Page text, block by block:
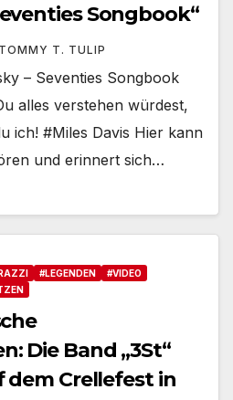
Songbook“
TOMMY T. TULIP
– Seventies Songbook
alles verstehen würdest,
ich! #Miles Davis Hier kann
und erinnert sich…
#LEGENDEN
#VIDEO
Die Band „3St“
dem Crellefest in